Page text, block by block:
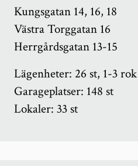
Kungsgatan 14, 16, 18
Västra Torggatan 16
Herrgårdsgatan 13-15
Lägenheter: 26 st, 1-3 rok
Garageplatser: 148 st
Lokaler: 33 st